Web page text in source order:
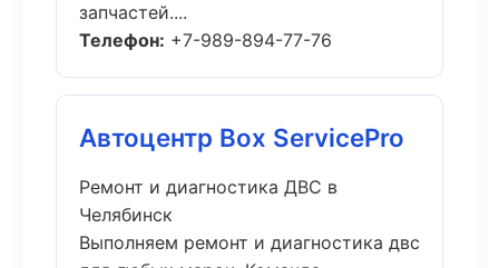
запчастей....
Телефон: +7-989-894-77-76
Автоцентр Box ServicePro
Ремонт и диагностика ДВС в
Челябинск
Выполняем ремонт и диагностика двс